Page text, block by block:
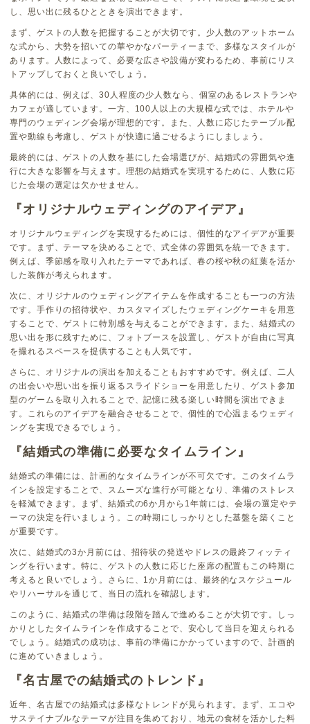
し、思い出に残るひとときを演出できます。
まず、ゲストの人数を把握することが大切です。少人数のアットホーム
な式から、大勢を招いての華やかなパーティーまで、多様なスタイルが
あります。人数によって、必要な広さや設備が変わるため、事前にリス
トアップしておくと良いでしょう。
具体的には、例えば、30人程度の少人数なら、個室のあるレストランや
カフェが適しています。一方、100人以上の大規模な式では、ホテルや
専門のウェディング会場が理想的です。また、人数に応じたテーブル配
置や動線も考慮し、ゲストが快適に過ごせるようにしましょう。
最終的には、ゲストの人数を基にした会場選びが、結婚式の雰囲気や進
行に大きな影響を与えます。理想の結婚式を実現するために、人数に応
じた会場の選定は欠かせません。
『オリジナルウェディングのアイデア』
オリジナルウェディングを実現するためには、個性的なアイデアが重要
です。まず、テーマを決めることで、式全体の雰囲気を統一できます。
例えば、季節感を取り入れたテーマであれば、春の桜や秋の紅葉を活か
した装飾が考えられます。
次に、オリジナルのウェディングアイテムを作成することも一つの方法
です。手作りの招待状や、カスタマイズしたウェディングケーキを用意
することで、ゲストに特別感を与えることができます。また、結婚式の
思い出を形に残すために、フォトブースを設置し、ゲストが自由に写真
を撮れるスペースを提供することも人気です。
さらに、オリジナルの演出を加えることもおすすめです。例えば、二人
の出会いや思い出を振り返るスライドショーを用意したり、ゲスト参加
型のゲームを取り入れることで、記憶に残る楽しい時間を演出できま
す。これらのアイデアを融合させることで、個性的で心温まるウェディ
ングを実現できるでしょう。
『結婚式の準備に必要なタイムライン』
結婚式の準備には、計画的なタイムラインが不可欠です。このタイムラ
インを設定することで、スムーズな進行が可能となり、準備のストレス
を軽減できます。まず、結婚式の6か月から1年前には、会場の選定やテ
ーマの決定を行いましょう。この時期にしっかりとした基盤を築くこと
が重要です。
次に、結婚式の3か月前には、招待状の発送やドレスの最終フィッティ
ングを行います。特に、ゲストの人数に応じた座席の配置もこの時期に
考えると良いでしょう。さらに、1か月前には、最終的なスケジュール
やリハーサルを通じて、当日の流れを確認します。
このように、結婚式の準備は段階を踏んで進めることが大切です。しっ
かりとしたタイムラインを作成することで、安心して当日を迎えられる
でしょう。結婚式の成功は、事前の準備にかかっていますので、計画的
に進めていきましょう。
『名古屋での結婚式のトレンド』
近年、名古屋での結婚式は多様なトレンドが見られます。まず、エコや
サステイナブルなテーマが注目を集めており、地元の食材を活かした料